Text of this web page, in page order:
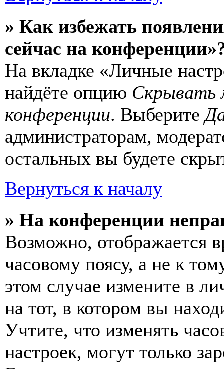
» Как избежать
сейчас на
На вкладке «Личные
найдёте опцию Скрывать
конференции. Выберите
администраторам,
остальных вы будете
Вернуться к началу
» На конференции
Возможно, отображается
часовому поясу, а не к
этом случае измените в
на тот, в котором вы
Учтите, что изменять
настроек, могут только